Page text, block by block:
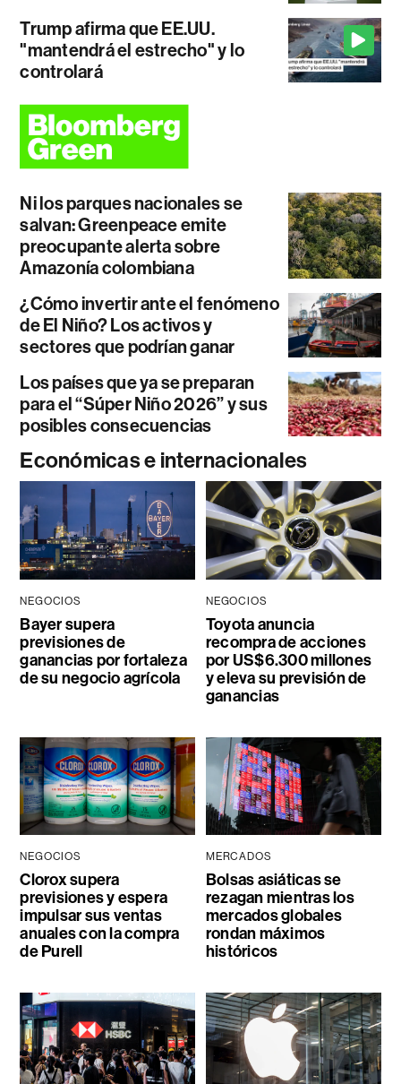
Trump afirma que EE.UU.
"mantendrá el estrecho" y lo
controlará
Ni los parques nacionales se
salvan: Greenpeace emite
preocupante alerta sobre
Amazonía colombiana
¿Cómo invertir ante el fenómeno
de El Niño? Los activos y
sectores que podrían ganar
Los países que ya se preparan
para el “Súper Niño 2026” y sus
posibles consecuencias
Económicas e internacionales
NEGOCIOS
Bayer supera
previsiones de
ganancias por fortaleza
de su negocio agrícola
NEGOCIOS
Toyota anuncia
recompra de acciones
por US$6.300 millones
y eleva su previsión de
ganancias
NEGOCIOS
Clorox supera
previsiones y espera
impulsar sus ventas
anuales con la compra
de Purell
MERCADOS
Bolsas asiáticas se
rezagan mientras los
mercados globales
rondan máximos
históricos